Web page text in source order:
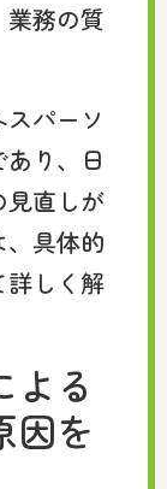
務の質
パーソ
り、日
見直しが
具体的
詳しく解
よる
因を